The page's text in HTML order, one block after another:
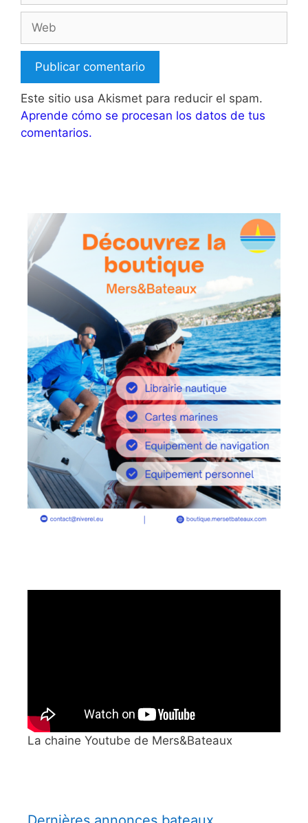
Web
Este sitio usa Akismet para reducir el spam.
Aprende cómo se procesan los datos de tus
comentarios.
La chaine Youtube de Mers&Bateaux